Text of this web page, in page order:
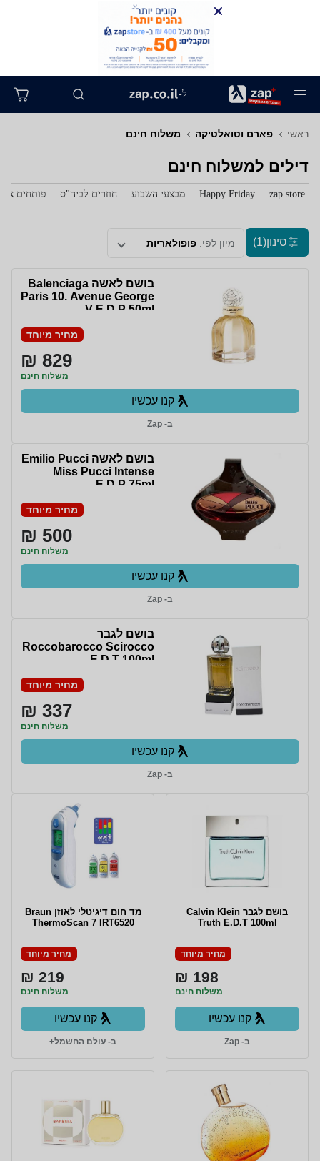
ל-
ראשי פארם וטואלטיקה משלוח חינם
דילים למשלוח חינם
zap store
Happy Friday מבצעי השבוע חוזרים לביה"ס פותחים את
סינון(1) מיון לפי: פופולאריות
בושם לאשה Balenciaga
Paris 10. Avenue George
V E.D.P 50ml
מחיר מיוחד
829 ₪
משלוח חינם
קנו עכשיו
ב- Zap
בושם לאשה Emilio Pucci
Miss Pucci Intense
E.D.P 75ml
מחיר מיוחד
500 ₪
משלוח חינם
קנו עכשיו
ב- Zap
בושם לגבר
Roccobarocco Scirocco
E.D.T 100ml
מחיר מיוחד
337 ₪
משלוח חינם
קנו עכשיו
ב- Zap
בושם לגבר Calvin Klein
Truth E.D.T 100ml
מחיר מיוחד
198 ₪
משלוח חינם
קנו עכשיו
ב- Zap
מד חום דיגיטלי לאוזן Braun
ThermoScan 7 IRT6520
מחיר מיוחד
219 ₪
משלוח חינם
קנו עכשיו
ב- עולם החשמל+